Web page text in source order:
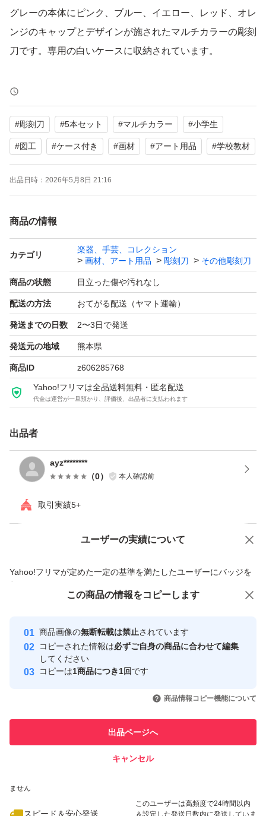
グレーの本体にピンク、ブルー、イエロー、レッド、オレ
ンジのキャップとデザインが施されたマルチカラーの彫刻
刀です。専用の白いケースに収納されています。
よろしくお願いいたします。
#彫刻刀 #5本セット #マルチカラー #小学生
#図工 #ケース付き #画材 #アート用品 #学校教材
出品日時： 2026年5月8日 21:16
商品の情報
カテゴリ
楽器、手芸、コレクション
画材、アート用品
彫刻刀 その他彫刻刀
商品の状態 目立った傷や汚れなし
配送の方法 おてがる配送（ヤマト運輸）
発送までの日数 2〜3日で発送
発送元の地域 熊本県
商品ID z606285768
Yahoo!フリマは全品送料無料・匿名配送
代金は運営が一旦預かり、評価後、出品者に支払われます
出品者
ayz********
（0） 本人確認前
取引実績5+
ユーザーの実績について
Yahoo!フリマが定めた一定の基準を満たしたユーザーにバッジを
付与しています
安心取引出品者
心・安全なユーザーです
取引実績
引を完了させた実績があります
での取引実績があります
ません
スピード＆安心発送
このユーザーは高頻度で24時間以内
＆設定した発送日数内に発送していま
価格の相談 商品への質問
この商品の情報をコピーします
商品画像の無断転載は禁止されています
コピーされた情報は必ずご自身の商品に合わせて編集
してください
コピーは1商品につき1回です
商品情報コピー機能について
出品ページへ
キャンセル
この商品をみている人にオススメ